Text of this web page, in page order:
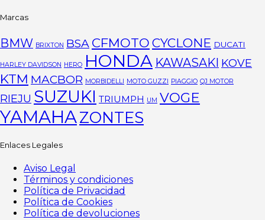
Marcas
BMW BRIXTON BSA CFMOTO CYCLONE DUCATI
HARLEY DAVIDSON HERO HONDA KAWASAKI KOVE
KTM MACBOR MORBIDELLI MOTO GUZZI PIAGGIO QJ MOTOR
RIEJU SUZUKI TRIUMPH UM VOGE
YAMAHAZONTES
Enlaces Legales
Aviso Legal
Términos y condiciones
Política de Privacidad
Política de Cookies
Política de devoluciones